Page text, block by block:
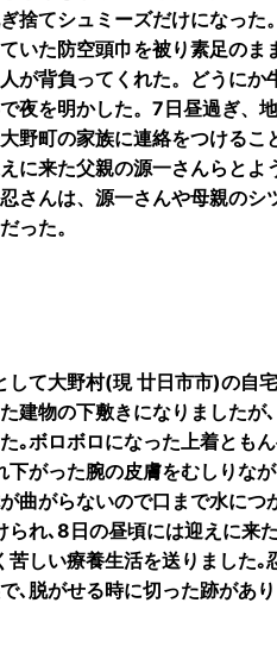
捨てシュミーズだけになった
いた防空頭巾を被り素足のま
が背負ってくれた。どうにか
夜を明かした。7日昼過ぎ、
野町の家族に連絡をつけるこ
に来た父親の源一さんらとよ
さんは、源一さんや母親のシ
った。
して大野村(現 廿日市市)の自
建物の下敷きになりましたが
｡ボロボロになった上着とも
下がった腕の皮膚をむしりな
曲がらないので口まで水につ
られ､8日の昼頃には迎えに来
しい療養生活を送りました｡
､脱がせる時に切った跡があ